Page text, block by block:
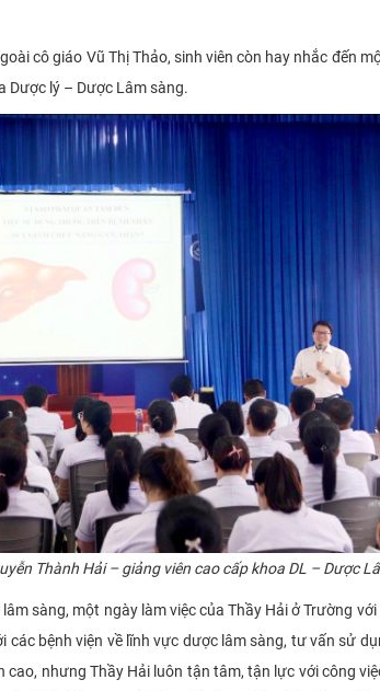
cô giáo Vũ Thị Thảo, sinh viên còn hay nhắc đến
Dược lý – Dược Lâm sàng.
Thành Hải – giảng viên cao cấp khoa DL – Dược
một ngày làm việc của Thầy Hải ở Trường với
các bệnh viện về lĩnh vực dược lâm sàng, tư vấn sử
nhưng Thầy Hải luôn tận tâm, tận lực với công